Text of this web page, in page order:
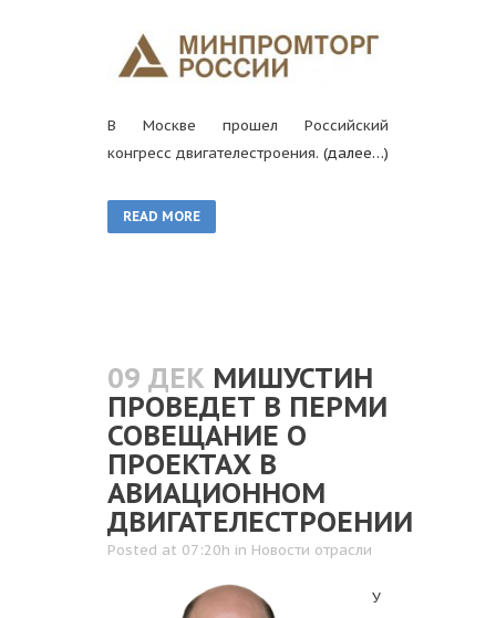
В Москве прошел Российский
конгресс двигателестроения. (далее…)
READ MORE
09 ДЕК МИШУСТИН
ПРОВЕДЕТ В ПЕРМИ
СОВЕЩАНИЕ О
ПРОЕКТАХ В
АВИАЦИОННОМ
ДВИГАТЕЛЕСТРОЕНИИ
Posted at 07:20h in Новости отрасли
У